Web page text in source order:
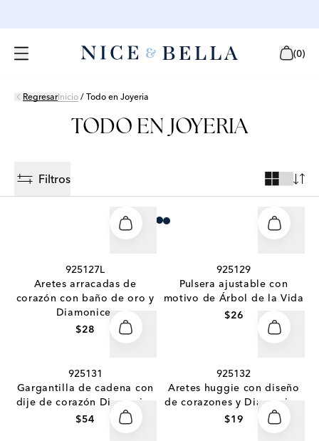
(0)
RegresarInicio / Todo en Joyeria
TODO EN JOYERIA
Filtros
Loading more products
925127L
Aretes arracadas de
corazón con baño de oro y
Diamonice.
$28
925129
Pulsera ajustable con
motivo de Árbol de la Vida
$26
925131
Gargantilla de cadena con
dije de corazón Diamonice
$54
925132
Aretes huggie con diseño
de corazones y Diamonice.
$19